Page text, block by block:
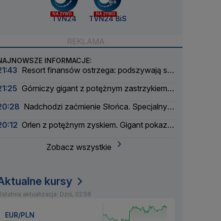
NA ŻYWO
TVN24
NA ŻYWO
TVN24 BiS
INFORMACJE:
Resort finansów ostrzega: podszywają się
Górniczy gigant z potężnym zastrzykiem
Nadchodzi zaćmienie Słońca. Specjalny
Orlen z potężnym zyskiem. Gigant pokazał
Zobacz wszystkie
kursy
aktualizacja: Dziś, 02:58
EUR/PLN